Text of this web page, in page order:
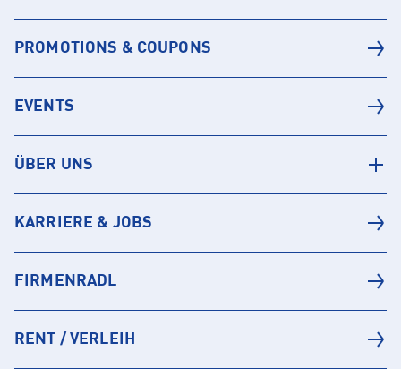
PROMOTIONS & COUPONS
EVENTS
ÜBER UNS
KARRIERE & JOBS
FIRMENRADL
RENT / VERLEIH